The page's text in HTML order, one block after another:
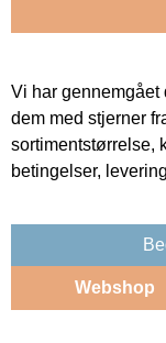
Vi har
dem med stjerner
sortimentstørrelse,
betingelser,
Webshop